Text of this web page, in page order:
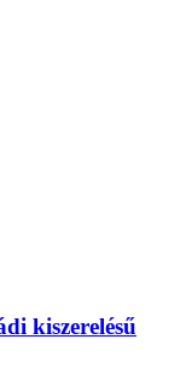
kiszerelésű